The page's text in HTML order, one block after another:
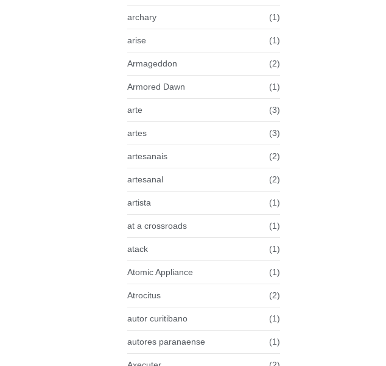
archary (1)
arise (1)
Armageddon (2)
Armored Dawn (1)
arte (3)
artes (3)
artesanais (2)
artesanal (2)
artista (1)
at a crossroads (1)
atack (1)
Atomic Appliance (1)
Atrocitus (2)
autor curitibano (1)
autores paranaense (1)